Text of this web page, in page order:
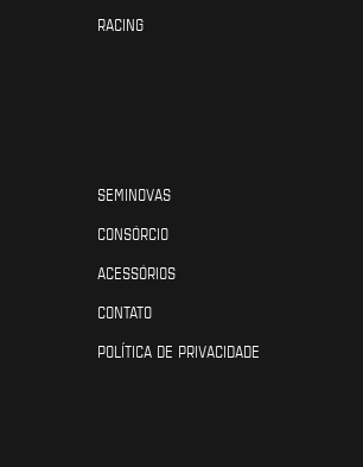
RACING
SEMINOVAS
CONSÓRCIO
ACESSÓRIOS
CONTATO
POLÍTICA DE PRIVACIDADE